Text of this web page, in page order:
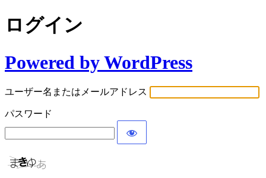
ログイン
Powered by WordPress
ユーザー名またはメールアドレス
パスワード